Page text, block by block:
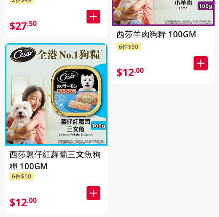
$27.50
西莎薯仔紅蘿蔔三文魚狗
糧 100GM
6件$50
$12.00
西莎羊肉狗糧 100GM
6件$50
$12.00